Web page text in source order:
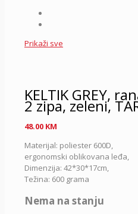
Prikaži sve
KELTIK GREY,
2 zipa, zeleni,
48.00 KM
Materijal: poliester 600D,
ergonomski oblikovana leđa,
Dimenzija: 42*30*17cm,
Težina: 600 grama
Nema na stanju